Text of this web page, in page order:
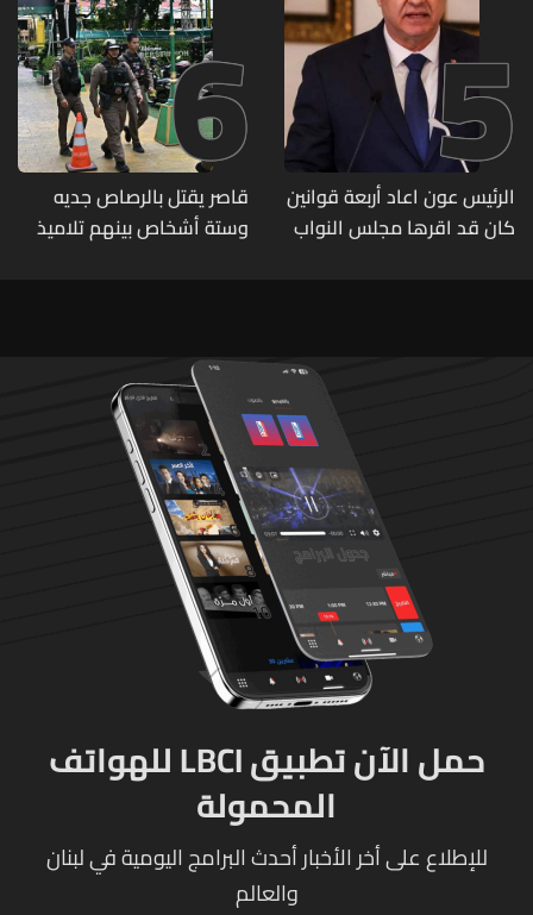
5
الرئيس عون اعاد أربعة قوانين
كان قد اقرها مجلس النواب
6
قاصر يقتل بالرصاص جديه
وستة أشخاص بينهم تلاميذ
حمل الآن تطبيق LBCI للهواتف
المحمولة
للإطلاع على أخر الأخبار أحدث البرامج اليومية في لبنان
والعالم